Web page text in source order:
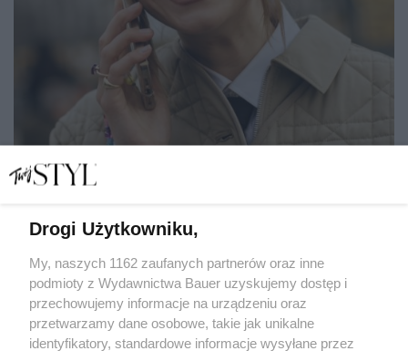
ponownie wracają do łask
JOANNA ANDRZEJEWSKA-SARNOWSKA
WŁOSY
Drogi Użytkowniku,
My, naszych 1162 zaufanych partnerów oraz inne
podmioty z Wydawnictwa Bauer uzyskujemy dostęp i
przechowujemy informacje na urządzeniu oraz
przetwarzamy dane osobowe, takie jak unikalne
identyfikatory, standardowe informacje wysyłane przez